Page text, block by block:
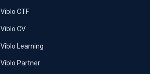
Viblo CTF
Viblo CV
Viblo Learning
Viblo Partner